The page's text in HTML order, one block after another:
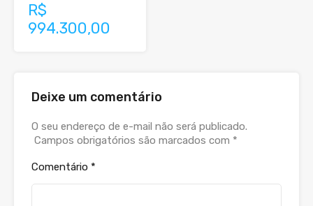
R$
994.300,00
Deixe um comentário
O seu endereço de e-mail não será publicado.
Campos obrigatórios são marcados com *
Comentário *